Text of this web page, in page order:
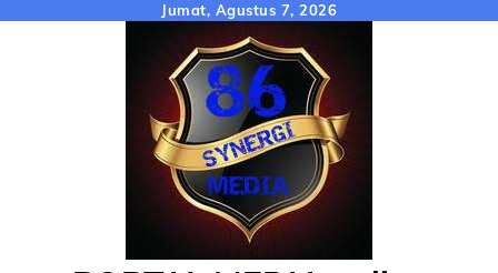
Jumat, Agustus 7, 2026